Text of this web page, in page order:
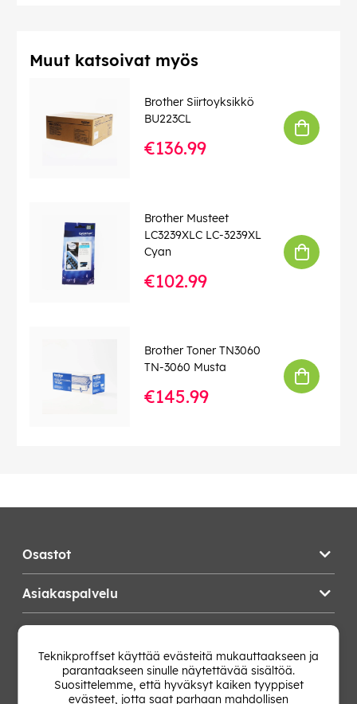
Muut katsoivat myös
Brother Siirtoyksikkö
BU223CL
€136.99
Brother Musteet
LC3239XLC LC-3239XL
Cyan
€102.99
Brother Toner TN3060
TN-3060 Musta
€145.99
Osastot
Asiakaspalvelu
Vaihda Maa
Teknikproffset käyttää evästeitä mukauttaakseen ja
parantaakseen sinulle näytettävää sisältöä.
Suosittelemme, että hyväksyt kaiken tyyppiset
evästeet, jotta saat parhaan mahdollisen